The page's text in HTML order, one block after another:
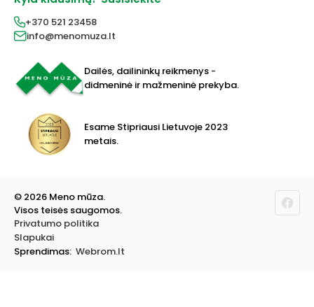
Lakai, skiedikliai
Grafitiniai pieštukai
Įvairiems paviršiams
Molbertai
Keramikams ir skulptoriams
FIMO modelinas
Mokyklinės ir biuro prekės
Vokai
Rėmai ir rėminimas
Pirkimo taisyklės
Prekių pristatymas
Prekių grąžinimas
Parduotuvės
+370 521 23458
info@menomuza.lt
Dailės, dailininkų reikmenys -
didmeninė ir mažmeninė prekyba.
Esame Stipriausi Lietuvoje 2023
metais.
© 2026 Meno mūza.
Visos teisės saugomos.
Privatumo politika
Slapukai
Sprendimas: Webrom.lt